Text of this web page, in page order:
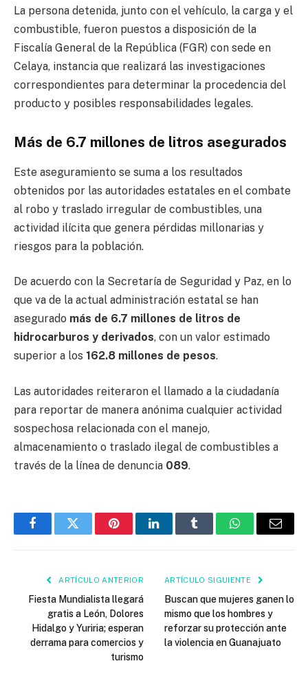
La persona detenida, junto con el vehículo, la carga y el
combustible, fueron puestos a disposición de la
Fiscalía General de la República (FGR) con sede en
Celaya, instancia que realizará las investigaciones
correspondientes para determinar la procedencia del
producto y posibles responsabilidades legales.
Más de 6.7 millones de litros asegurados
Este aseguramiento se suma a los resultados
obtenidos por las autoridades estatales en el combate
al robo y traslado irregular de combustibles, una
actividad ilícita que genera pérdidas millonarias y
riesgos para la población.
De acuerdo con la Secretaría de Seguridad y Paz, en lo
que va de la actual administración estatal se han
asegurado más de 6.7 millones de litros de
hidrocarburos y derivados, con un valor estimado
superior a los 162.8 millones de pesos.
Las autoridades reiteraron el llamado a la ciudadanía
para reportar de manera anónima cualquier actividad
sospechosa relacionada con el manejo,
almacenamiento o traslado ilegal de combustibles a
través de la línea de denuncia 089.
FacebookTwitter PinterestLinkedInTumblr WhatsAppEmail
ARTÍCULO ANTERIOR
Fiesta Mundialista llegará
gratis a León, Dolores
Hidalgo y Yuriria; esperan
derrama para comercios y
turismo
ARTÍCULO SIGUIENTE
Buscan que mujeres ganen lo
mismo que los hombres y
reforzar su protección ante
la violencia en Guanajuato